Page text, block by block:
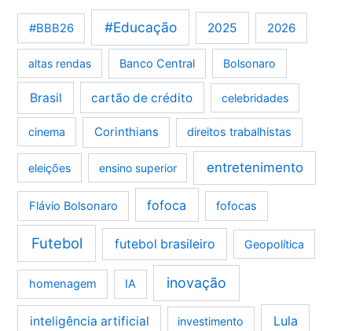
#BBB26 #Educação 2025 2026
altas rendas Banco Central Bolsonaro
Brasil cartão de crédito celebridades
cinema Corinthians direitos trabalhistas
eleições ensino superior entretenimento
Flávio Bolsonaro fofoca fofocas
Futebol futebol brasileiro Geopolítica
homenagem IA inovação
inteligência artificial investimento Lula